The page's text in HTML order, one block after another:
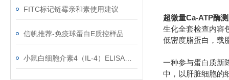
FITC标记链霉亲和素使用建议
信帆推荐-免疫球蛋白E质控样品
超微量Ca-ATP酶
生化全套检查内容
低密度脂蛋白，载
一种参与蛋白质新
中，以肝脏细胞的